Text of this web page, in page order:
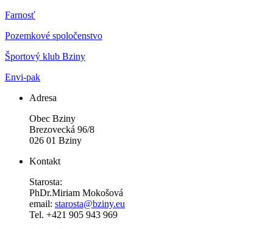
Farnosť
Pozemkové spoločenstvo
Športový klub Bziny
Envi-pak
Adresa
Obec Bziny
Brezovecká 96/8
026 01 Bziny
Kontakt
Starosta:
PhDr.Miriam Mokošová
email: starosta@bziny.eu
Tel. +421 905 943 969